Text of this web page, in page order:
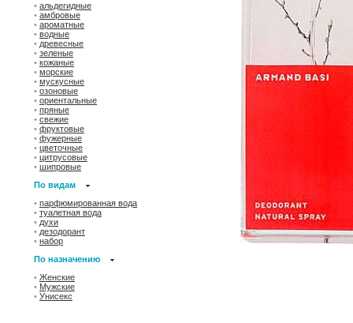
• альдегидные
• амбровые
• ароматные
• водные
• древесные
• зеленые
• кожаные
• морские
• мускусные
• озоновые
• ориентальные
• пряные
• свежие
• фруктовые
• фужерные
• цветочные
• цитрусовые
• шипровые
По видам
• парфюмированная вода
• туалетная вода
• духи
• дезодорант
• набор
По назначению
• Женские
• Мужские
• Унисекс